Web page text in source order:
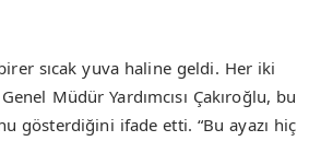
sıcak yuva haline geldi. Her iki
Müdür Yardımcısı Çakıroğlu, bu
gösterdiğini ifade etti. “Bu ayazı hiç